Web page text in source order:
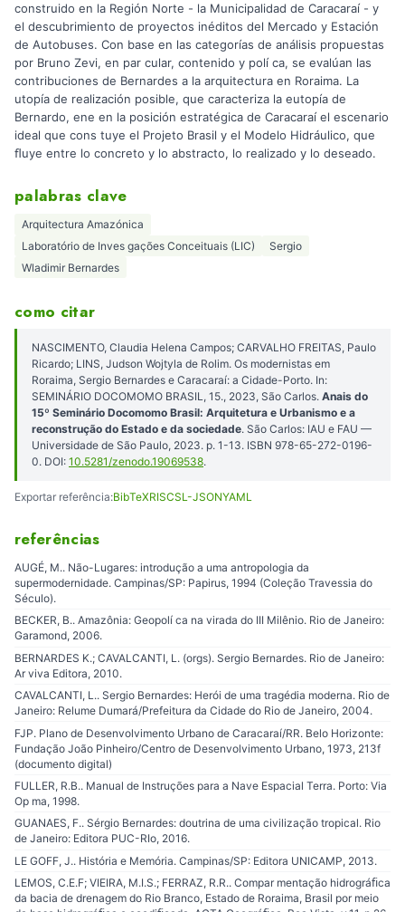
construido en la Región Norte - la Municipalidad de Caracaraí - y
el descubrimiento de proyectos inéditos del Mercado y Estación
de Autobuses. Con base en las categorías de análisis propuestas
por Bruno Zevi, en par cular, contenido y polí ca, se evalúan las
contribuciones de Bernardes a la arquitectura en Roraima. La
utopía de realización posible, que caracteriza la eutopía de
Bernardo, ene en la posición estratégica de Caracaraí el escenario
ideal que cons tuye el Projeto Brasil y el Modelo Hidráulico, que
ﬂuye entre lo concreto y lo abstracto, lo realizado y lo deseado.
palabras clave
Arquitectura Amazónica
Laboratório de Inves gações Conceituais (LIC)
Sergio
Wladimir Bernardes
como citar
NASCIMENTO, Claudia Helena Campos; CARVALHO FREITAS, Paulo
Ricardo; LINS, Judson Wojtyla de Rolim. Os modernistas em
Roraima, Sergio Bernardes e Caracaraí: a Cidade-Porto. In:
SEMINÁRIO DOCOMOMO BRASIL, 15., 2023, São Carlos. Anais do
15º Seminário Docomomo Brasil: Arquitetura e Urbanismo e a
reconstrução do Estado e da sociedade. São Carlos: IAU e FAU —
Universidade de São Paulo, 2023. p. 1-13. ISBN 978-65-272-0196-
0. DOI: 10.5281/zenodo.19069538.
Exportar referência:BibTeXRISCSL-JSONYAML
referências
AUGÉ, M.. Não-Lugares: introdução a uma antropologia da
supermodernidade. Campinas/SP: Papirus, 1994 (Coleção Travessia do
Século).
BECKER, B.. Amazônia: Geopolí ca na virada do III Milênio. Rio de Janeiro:
Garamond, 2006.
BERNARDES K.; CAVALCANTI, L. (orgs). Sergio Bernardes. Rio de Janeiro:
Ar viva Editora, 2010.
CAVALCANTI, L.. Sergio Bernardes: Herói de uma tragédia moderna. Rio de
Janeiro: Relume Dumará/Prefeitura da Cidade do Rio de Janeiro, 2004.
FJP. Plano de Desenvolvimento Urbano de Caracaraí/RR. Belo Horizonte:
Fundação João Pinheiro/Centro de Desenvolvimento Urbano, 1973, 213f
(documento digital)
FULLER, R.B.. Manual de Instruções para a Nave Espacial Terra. Porto: Via
Op ma, 1998.
GUANAES, F.. Sérgio Bernardes: doutrina de uma civilização tropical. Rio
de Janeiro: Editora PUC-RIo, 2016.
LE GOFF, J.. História e Memória. Campinas/SP: Editora UNICAMP, 2013.
LEMOS, C.E.F; VIEIRA, M.I.S.; FERRAZ, R.R.. Compar mentação hidrográﬁca
da bacia de drenagem do Rio Branco, Estado de Roraima, Brasil por meio